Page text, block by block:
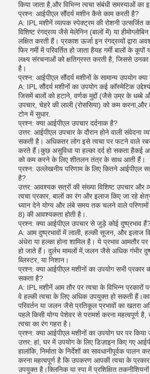
किया जाता है,और विभिन्न त्वचा संबंधी समस्याओं का
प्रश्न: आईपीएल सौंदर्य मशीन कैसे काम करती है?
A: IPL मशीनें व्यापक स्पेक्ट्रम की रोशनी उत्सर्जित
विशिष्ट रंगद्रव्य जैसे मेलेनिन (बालों में) या
लक्षित करती हैं। प्रकाश ऊर्जा इन रंगद्रव्यों द्वारा
फिर गर्मी में परिवर्तित हो जाता हैयह गर्मी बालों के
लक्ष्य संरचनाओं को क्षतिग्रस्त करती है, जिससे उनका
है।
प्रश्न: आईपीएल सौंदर्य मशीनों के सामान्य उपयोग
A: IPL सौंदर्य मशीनों का उपयोग कई कॉस्मेटिक
जिसमें बालों को हटाने, वर्णक मुद्दों (जैसे उम्र के धब्बे
उपचार, चेहरे की लाली (रोससिया) को कम करना,और
टोन में सुधार.
प्रश्न: क्या आईपीएल उपचार दर्दनाक है?
उत्तर: आईपीएल उपचार के दौरान होने वाली संवेदना
सकती है। अधिकतर लोग इसे त्वचा पर फटने वाले
करते हैं।कुछ असुविधा या हल्का दर्द हो सकता हैकई
को कम करने के लिए शीतलन तंत्र के साथ आती हैं।
प्रश्न: उल्लेखनीय परिणाम के लिए कितने आईपीएल
है?
उत्तर: आवश्यक सत्रों की संख्या विशिष्ट उपचार और
त्वचा प्रकार, बालों का रंग और इलाज किए जा रहे
ध्यान देने योग्य और लंबे समय तक चलने वाले
8) की आवश्यकता होती है।.
प्रश्न: क्या आईपीएल उपचार से जुड़े कोई दुष्प्रभाव
A: आम दुष्प्रभावों में लाली, हल्की सूजन, और इलाज
अंधेरा या हल्का होना शामिल है। ये प्रभाव आमतौर
हो जाते हैं। दुर्लभ मामलों में,जलन जैसे अधिक गंभीर
ब्लिस्टर, या निशान।
प्रश्न: क्या आईपीएल मशीनों का उपयोग सभी प्रकार
सकता है?
A: IPL मशीनें आम तौर पर त्वचा के विभिन्न प्रकारों
वे हल्की त्वचा के लिए अधिक उपयुक्त हो सकती
परिवर्तन या जलन जैसे प्रतिकूल प्रभावों का खतरा
पहले किसी योग्य पेशेवर से परामर्श करना महत्वपूर्ण
त्वचा का रंग गहरा है।
प्रश्न: क्या आईपीएल मशीनों का उपयोग घर पर
उत्तर: हां, घर में उपयोग के लिए डिज़ाइन किए गए
हालांकि, निर्माता के निर्देशों का सावधानीपूर्वक पालन
करना महत्वपूर्ण है कि उपकरण आपकी त्वचा के
उपयुक्त है।क्लिनिक या स्पा में प्रशिक्षित तकनीशियनों